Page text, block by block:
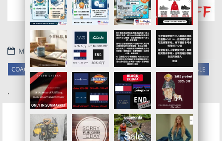
May 8, 2023
COACH OUTLET代購/代運/集運服務指南 | 額外75折BLACK FRIDAY SALE
.